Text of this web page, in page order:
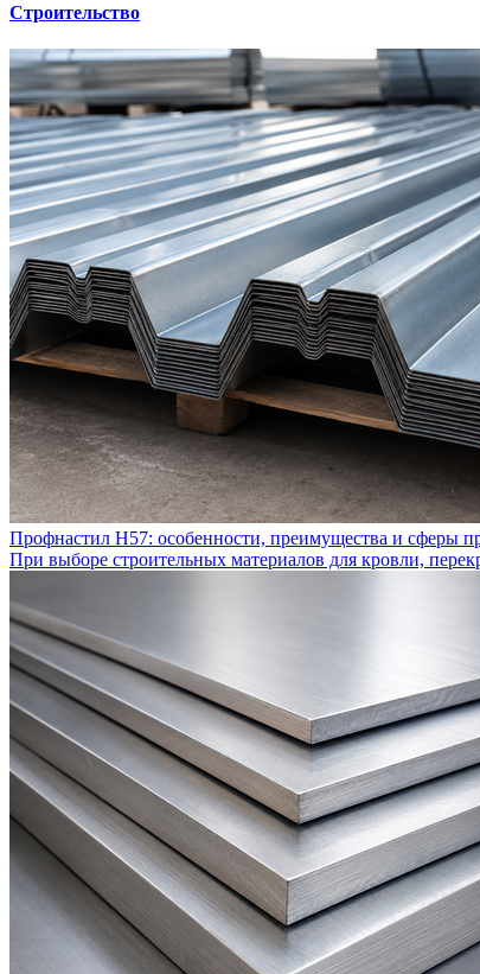
Строительство
Профнастил Н57: особенности, преимущества и сферы
При выборе строительных материалов для кровли,